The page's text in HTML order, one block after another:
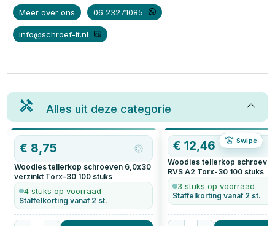
Meer over ons 06 23271085
info@schroef-it.nl
Alles uit deze categorie
Swipe
€ 8,75
Woodies tellerkop schroeven 6,0x30
verzinkt Torx-30 100 stuks
4 stuks op voorraad
Staffelkorting vanaf 2 st.
€12,46
Woodies tellerkop
RVS A2 Torx-30 100 stuks
3 stuks op voorraad
Staffelkorting vanaf 2 st.